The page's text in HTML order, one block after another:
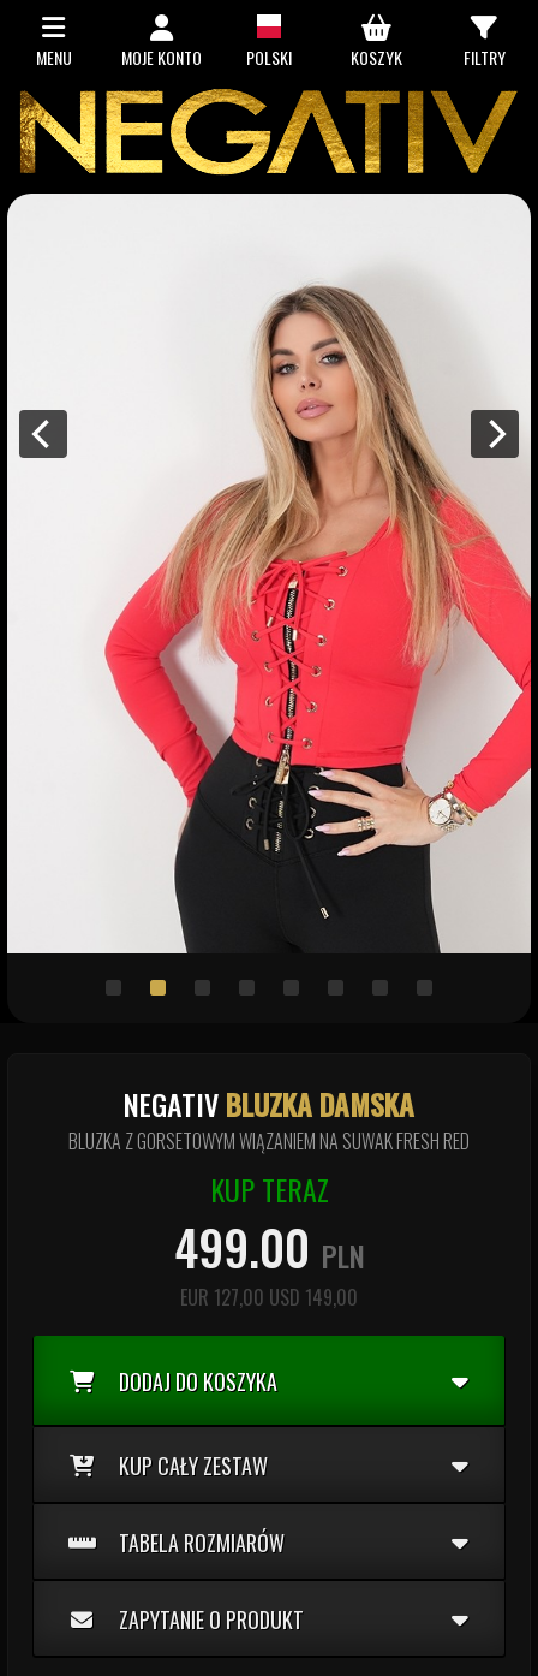
MENU MOJE KONTO POLSKI KOSZYK FILTRY
NEGATIVBLUZKA DAMSKA
BLUZKA Z GORSETOWYM WIĄZANIEM NA SUWAK FRESH RED
KUP TERAZ
499.00 PLN
EUR 127,00 USD 149,00
DODAJ DO KOSZYKA
KUP CAŁY ZESTAW
TABELA ROZMIARÓW
ZAPYTANIE O PRODUKT